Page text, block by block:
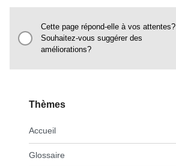
Cette page répond-elle à vos attentes?
Souhaitez-vous suggérer des
améliorations?
Thèmes
Accueil
Glossaire